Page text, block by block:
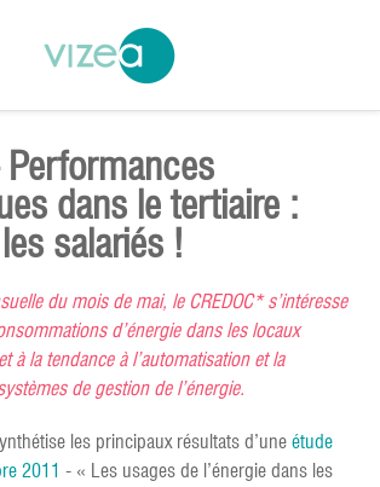
Performances
dans le tertiaire :
salariés !
du mois de mai, le CREDOC* s’intéresse
d’énergie dans les locaux
à la tendance à l’automatisation et la
de gestion de l’énergie.
les principaux résultats d’une étude
2011 - « Les usages de l’énergie dans les